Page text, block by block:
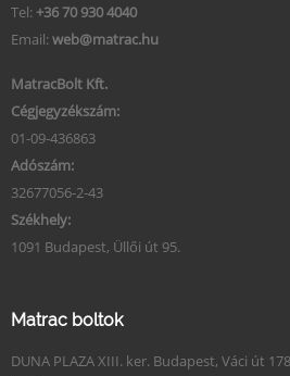
Tel: +36 70 930 4040
Email: web@matrac.hu
MatracBolt Kft.
Cégjegyzékszám:
01-09-436863
Adószám:
32677056-2-43
Székhely:
1091 Budapest, Üllői út 95.
Matrac boltok
DUNA PLAZA XIII. ker. Budapest, Váci út